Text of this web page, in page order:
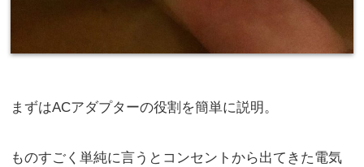
まずはACアダプターの役割を簡単に説明。
ものすごく単純に言うとコンセントから出てきた電気